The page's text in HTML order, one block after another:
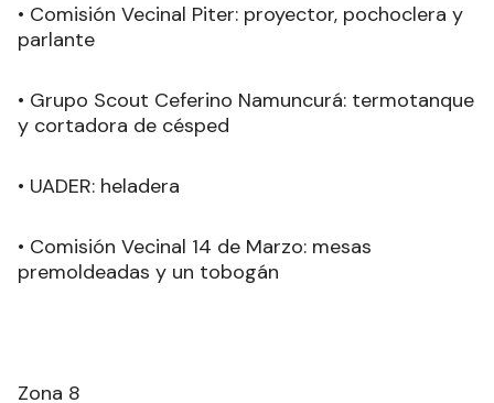
• Comisión Vecinal Piter: proyector, pochoclera y
parlante
• Grupo Scout Ceferino Namuncurá: termotanque
y cortadora de césped
• UADER: heladera
• Comisión Vecinal 14 de Marzo: mesas
premoldeadas y un tobogán
Zona 8